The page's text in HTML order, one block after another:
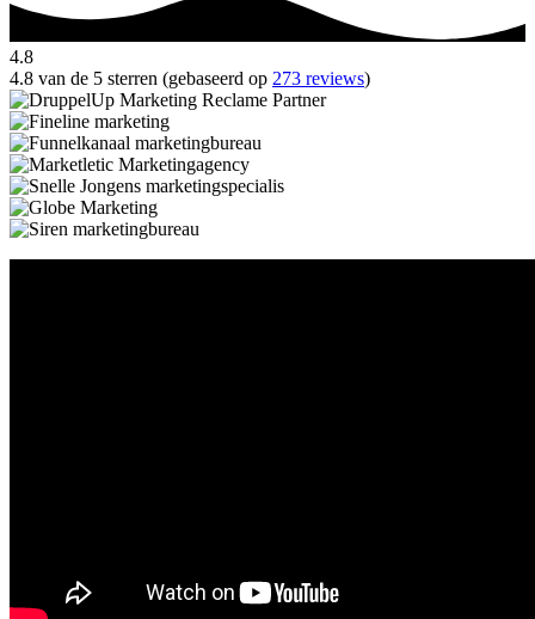
4.8
4.8 van de 5 sterren (gebaseerd op 273 reviews)